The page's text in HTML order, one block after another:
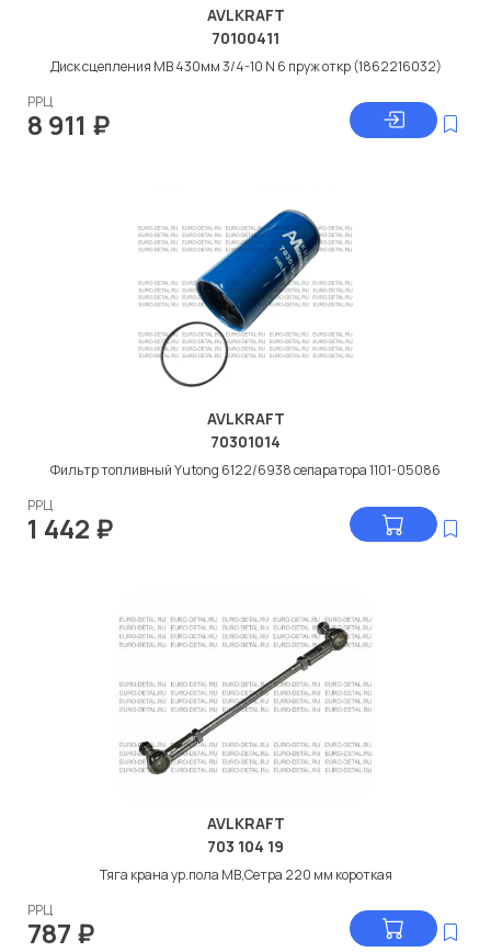
AVLKRAFT
70100411
Диск сцепления МВ 430мм 3/4-10 N 6 пруж откр (1862216032)
РРЦ
8 911 ₽
AVLKRAFT
70301014
Фильтр топливный Yutong 6122/6938 сепаратора 1101-05086
РРЦ
1 442 ₽
AVLKRAFT
703 104 19
Тяга крана ур.пола МВ,Сетра 220 мм короткая
РРЦ
787 ₽